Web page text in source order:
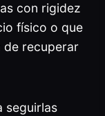
con rigidez
físico o que
de recuperar
seguirlas